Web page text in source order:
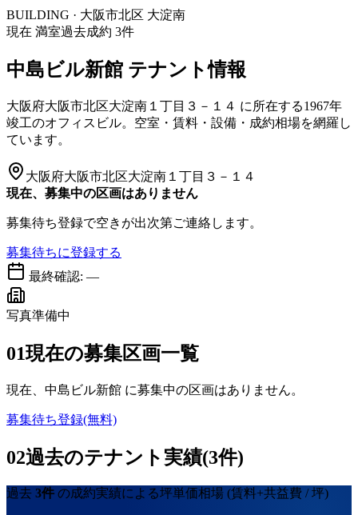
BUILDING · 大阪市北区 大淀南
現在 満室過去成約 3件
中島ビル新館 テナント情報
大阪府大阪市北区大淀南１丁目３－１４ に所在する1967年
竣工のオフィスビル。空室・賃料・設備・成約相場を網羅し
ています。
大阪府大阪市北区大淀南１丁目３－１４
現在、募集中の区画はありません
募集待ち登録で空きが出次第ご連絡します。
募集待ちに登録する
最終確認: —
写真準備中
01現在の募集区画一覧
現在、 中島ビル新館 に募集中の区画はありません。
募集待ち登録(無料)
02過去のテナント実績(3件)
過去 3件 の成約実績による坪単価相場 (賃料+共益費 / 坪)